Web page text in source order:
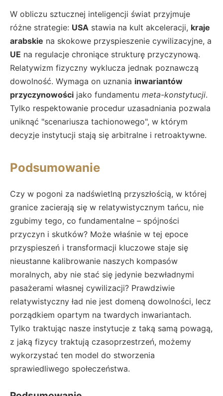
W obliczu sztucznej inteligencji świat przyjmuje
różne strategie: USA stawia na kult akceleracji, kraje
arabskie na skokowe przyspieszenie cywilizacyjne, a
UE na regulacje chroniące strukturę przyczynową.
Relatywizm fizyczny wyklucza jednak poznawczą
dowolność. Wymaga on uznania inwariantów
przyczynowości jako fundamentu meta-konstytucji.
Tylko respektowanie procedur uzasadniania pozwala
uniknąć "scenariusza tachionowego", w którym
decyzje instytucji stają się arbitralne i retroaktywne.
Podsumowanie
Czy w pogoni za nadświetlną przyszłością, w której
granice zacierają się w relatywistycznym tańcu, nie
zgubimy tego, co fundamentalne – spójności
przyczyn i skutków? Może właśnie w tej epoce
przyspieszeń i transformacji kluczowe staje się
nieustanne kalibrowanie naszych kompasów
moralnych, aby nie stać się jedynie bezwładnymi
pasażerami własnej cywilizacji? Prawdziwie
relatywistyczny ład nie jest domeną dowolności, lecz
porządkiem opartym na twardych inwariantach.
Tylko traktując nasze instytucje z taką samą powagą,
z jaką fizycy traktują czasoprzestrzeń, możemy
wykorzystać ten model do stworzenia
sprawiedliwego społeczeństwa.